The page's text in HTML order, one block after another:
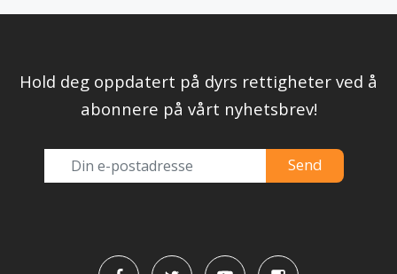
Hold deg oppdatert på dyrs rettigheter ved å
abonnere på vårt nyhetsbrev!